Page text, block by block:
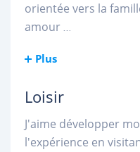
orientée vers la
amour...
Plus
Loisir
J'aime développer
l'expérience en